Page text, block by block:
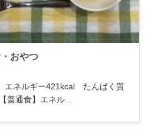
おやつ
エネルギー421kcal たんぱく質
普通食】エネル...